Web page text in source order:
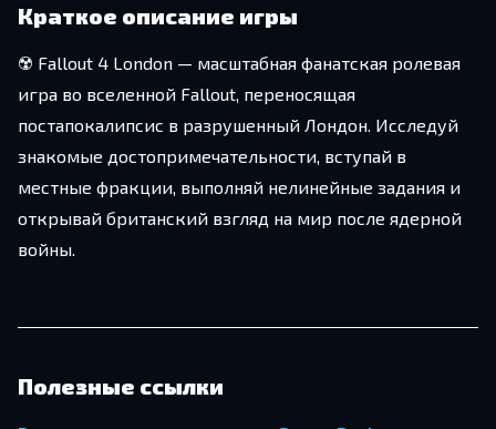
Краткое описание игры
☢️ Fallout 4 London — масштабная фанатская ролевая
игра во вселенной Fallout, переносящая
постапокалипсис в разрушенный Лондон. Исследуй
знакомые достопримечательности, вступай в
местные фракции, выполняй нелинейные задания и
открывай британский взгляд на мир после ядерной
войны.
Полезные ссылки